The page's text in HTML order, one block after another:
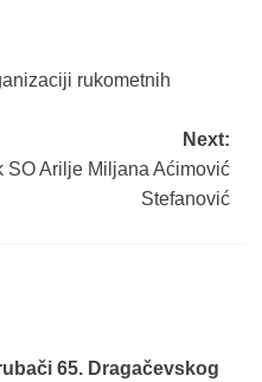
rukometnih
Next:
SO Arilje Miljana Aćimović
Stefanović
65. Dragačevskog